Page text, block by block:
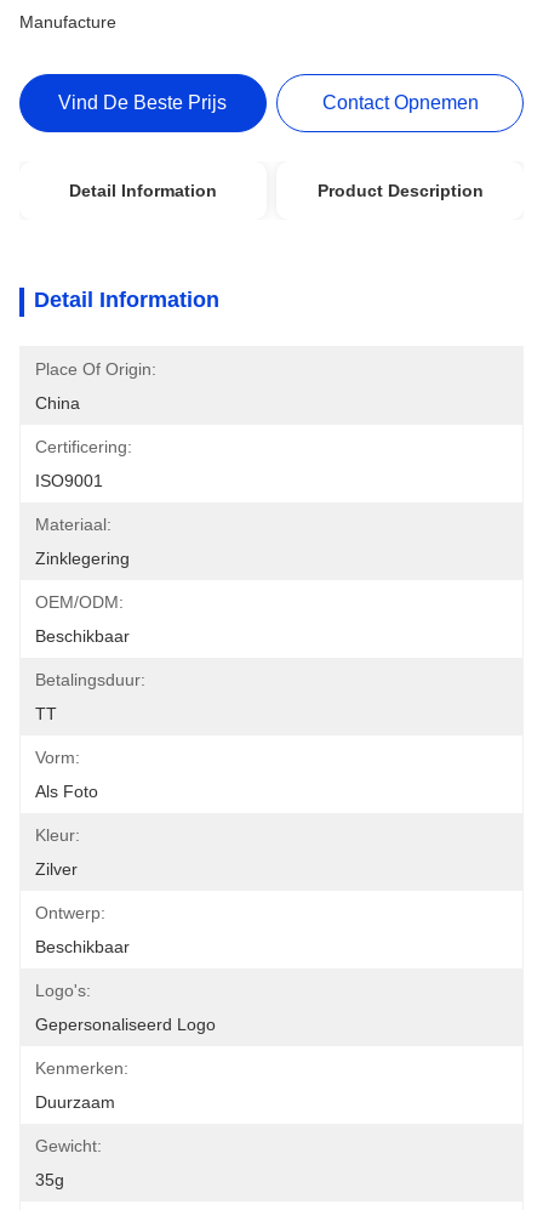
Manufacture
Vind De Beste Prijs Contact Opnemen
Detail Information Product Description
Detail Information
Place Of Origin:
China
Certificering:
ISO9001
Materiaal:
Zinklegering
OEM/ODM:
Beschikbaar
Betalingsduur:
TT
Vorm:
Als Foto
Kleur:
Zilver
Ontwerp:
Beschikbaar
Logo's:
Gepersonaliseerd Logo
Kenmerken:
Duurzaam
Gewicht:
35g